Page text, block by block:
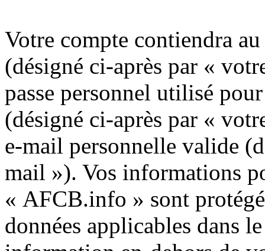
Votre compte contiendra
(désigné ci-après par «
passe personnel utilisé
(désigné ci-après par «
e-mail personnelle valide
mail »). Vos informations
« AFCB.info » sont
données applicables dans